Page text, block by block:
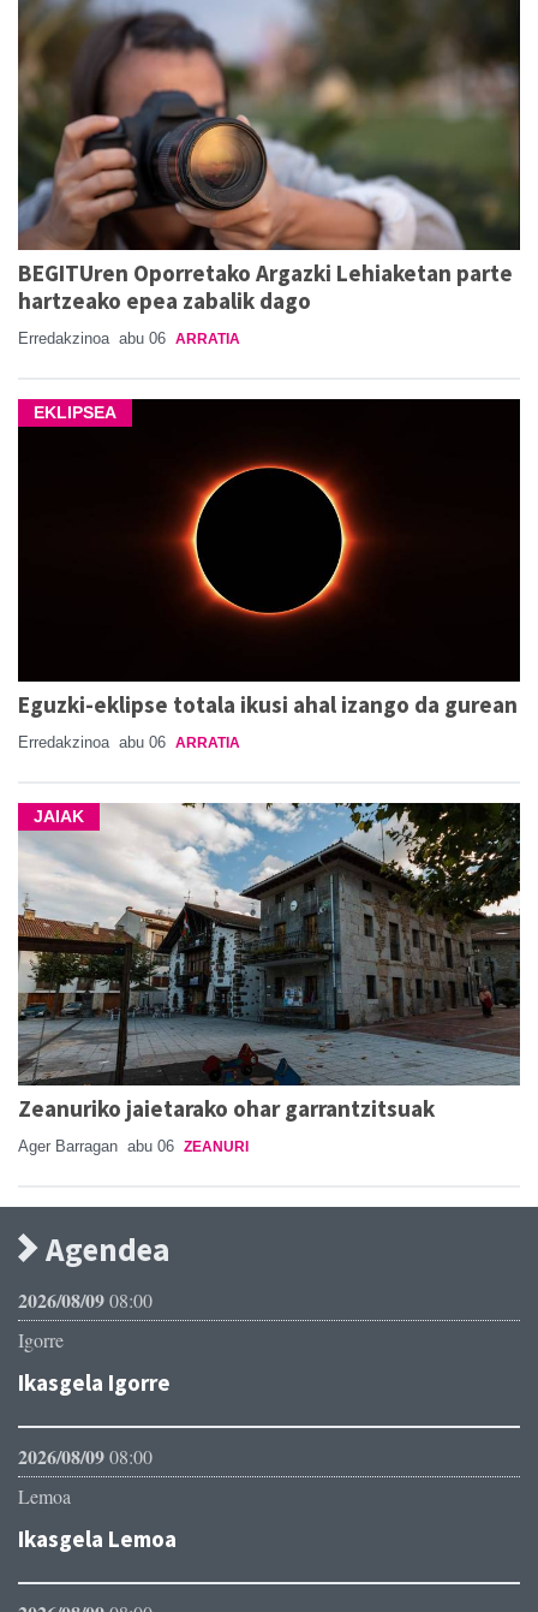
BEGITUren Oporretako Argazki Lehiaketan parte
hartzeako epea zabalik dago
Erredakzinoa abu 06 ARRATIA
EKLIPSEA
Eguzki-eklipse totala ikusi ahal izango da gurean
Erredakzinoa abu 06 ARRATIA
JAIAK
Zeanuriko jaietarako ohar garrantzitsuak
Ager Barragan abu 06 ZEANURI
Agendea
2026/08/0908:00
Igorre
Ikasgela Igorre
2026/08/0908:00
Lemoa
Ikasgela Lemoa